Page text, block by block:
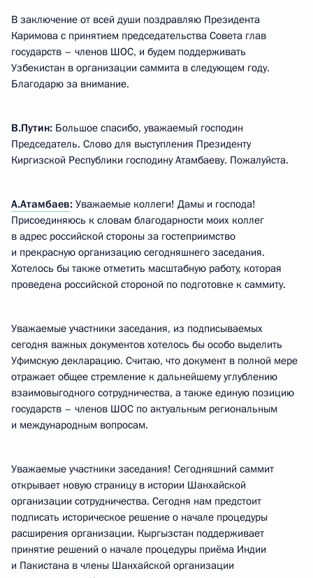
В заключение от всей души поздравляю Президента
Каримова с принятием председательства Совета глав
государств – членов ШОС, и будем поддерживать
Узбекистан в организации саммита в следующем году.
Благодарю за внимание.
В.Путин: Большое спасибо, уважаемый господин
Председатель. Слово для выступления Президенту
Киргизской Республики господину Атамбаеву. Пожалуйста.
А.Атамбаев: Уважаемые коллеги! Дамы и господа!
Присоединяюсь к словам благодарности моих коллег
в адрес российской стороны за гостеприимство
и прекрасную организацию сегодняшнего заседания.
Хотелось бы также отметить масштабную работу, которая
проведена российской стороной по подготовке к саммиту.
Уважаемые участники заседания, из подписываемых
сегодня важных документов хотелось бы особо выделить
Уфимскую декларацию. Считаю, что документ в полной мере
отражает общее стремление к дальнейшему углублению
взаимовыгодного сотрудничества, а также единую позицию
государств – членов ШОС по актуальным региональным
и международным вопросам.
Уважаемые участники заседания! Сегодняшний саммит
открывает новую страницу в истории Шанхайской
организации сотрудничества. Сегодня нам предстоит
подписать историческое решение о начале процедуры
расширения организации. Кыргызстан поддерживает
принятие решений о начале процедуры приёма Индии
и Пакистана в члены Шанхайской организации